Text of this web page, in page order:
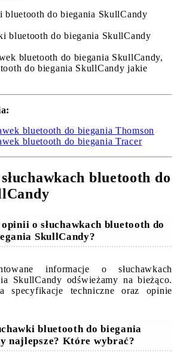
bluetooth do biegania SkullCandy
bluetooth do biegania SkullCandy
bluetooth do biegania SkullCandy,
do biegania SkullCandy jakie
bluetooth do biegania Thomson
bluetooth do biegania Tracer
bluetooth do
o słuchawkach bluetooth do
SkullCandy?
informacje o słuchawkach
SkullCandy odświeżamy na bieżąco.
specyfikacje techniczne oraz opinie
bluetooth do biegania
najlepsze? Które wybrać?